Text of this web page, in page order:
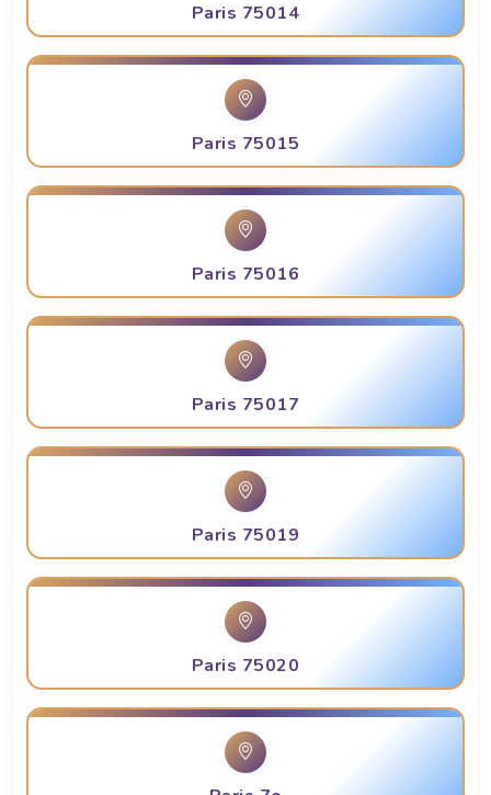
Paris 75014
Paris 75015
Paris 75016
Paris 75017
Paris 75019
Paris 75020